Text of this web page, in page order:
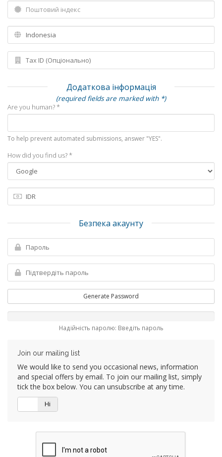
Додаткова інформація
(required fields are marked with *)
Are you human? *
To help prevent automated submissions, answer "YES".
How did you find us? *
Безпека акаунту
Generate Password
Надійність паролю: Введіть пароль
Join our mailing list
We would like to send you occasional news, information
and special offers by email. To join our mailing list, simply
tick the box below. You can unsubscribe at any time.
Ні